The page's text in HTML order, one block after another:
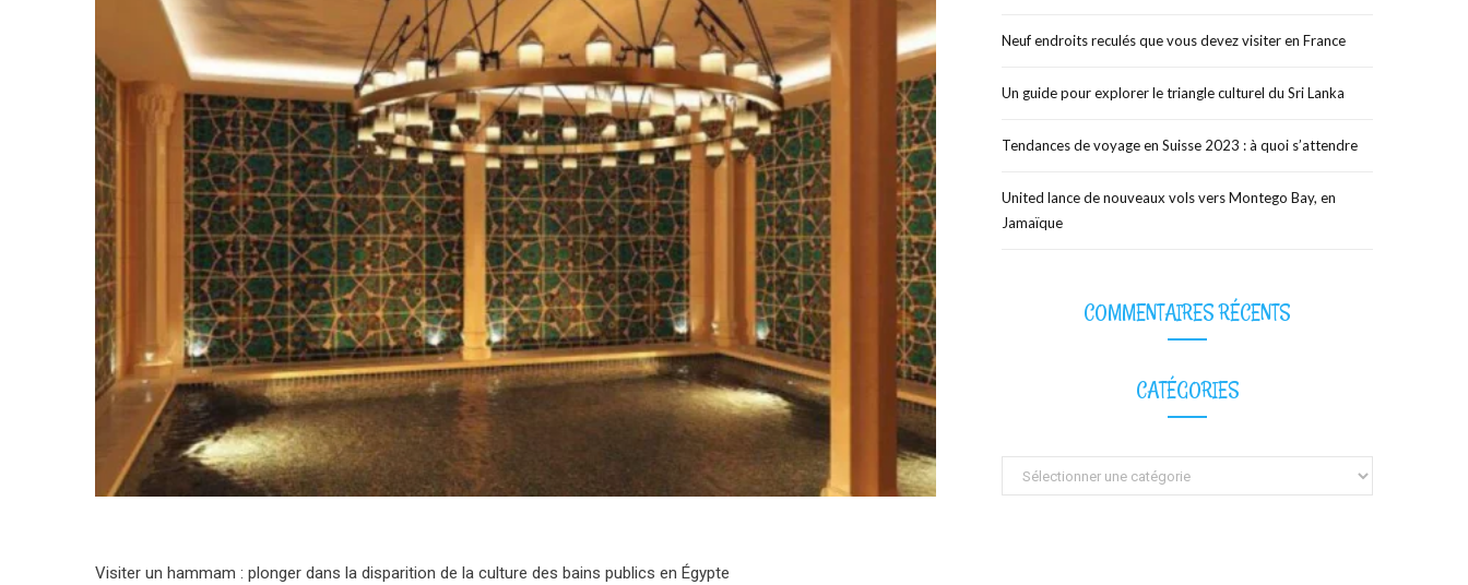
Visiter un hammam : plonger dans la disparition de la culture des bains publics en Égypte
Neuf endroits reculés que vous devez visiter en France
Un guide pour explorer le triangle culturel du Sri Lanka
Tendances de voyage en Suisse 2023 : à quoi s’attendre
United lance de nouveaux vols vers Montego Bay, en
Jamaïque
COMMENTAIRES RÉCENTS
CATÉGORIES
Catégories